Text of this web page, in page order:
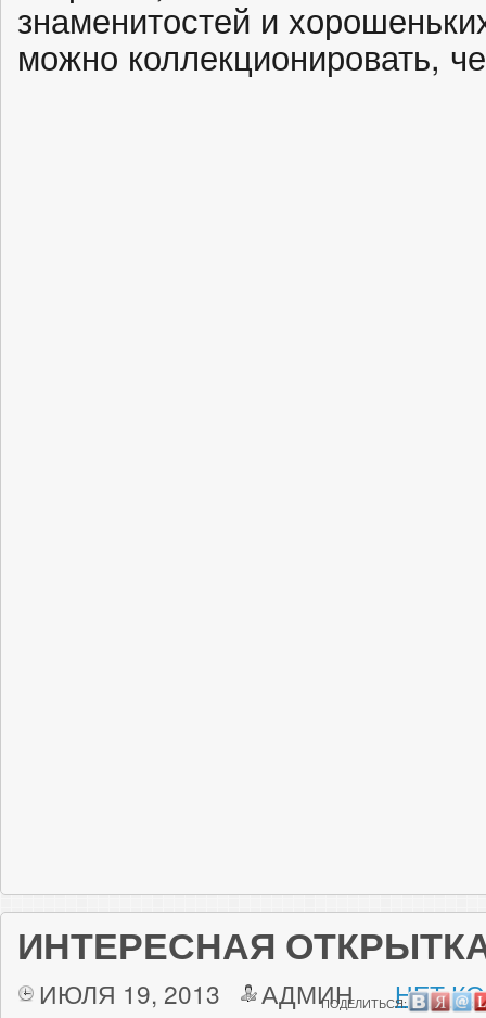
знаменитостей и
можно коллекционировать,
ИНТЕРЕСНАЯ
ИЮЛЯ 19, 2013 АДМИН НЕТ
ПОДЕЛИТЬСЯ: